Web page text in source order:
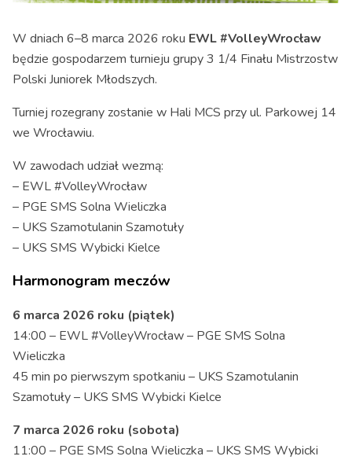
W dniach 6–8 marca 2026 roku EWL #VolleyWrocław
będzie gospodarzem turnieju grupy 3 1/4 Finału Mistrzostw
Polski Juniorek Młodszych.
Turniej rozegrany zostanie w Hali MCS przy ul. Parkowej 14
we Wrocławiu.
W zawodach udział wezmą:
– EWL #VolleyWrocław
– PGE SMS Solna Wieliczka
– UKS Szamotulanin Szamotuły
– UKS SMS Wybicki Kielce
Harmonogram meczów
6 marca 2026 roku (piątek)
14:00 – EWL #VolleyWrocław – PGE SMS Solna
Wieliczka
45 min po pierwszym spotkaniu – UKS Szamotulanin
Szamotuły – UKS SMS Wybicki Kielce
7 marca 2026 roku (sobota)
11:00 – PGE SMS Solna Wieliczka – UKS SMS Wybicki